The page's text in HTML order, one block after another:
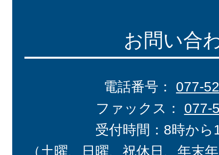
お問い合
電話番号： 077-
ファックス： 077-
受付時間：8時から
（土曜、日曜、祝休日、年末